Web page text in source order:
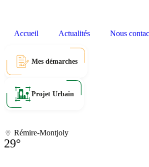
Accueil Actualités Nous
Mes démarches
Projet Urbain
Rémire-Montjoly
29°